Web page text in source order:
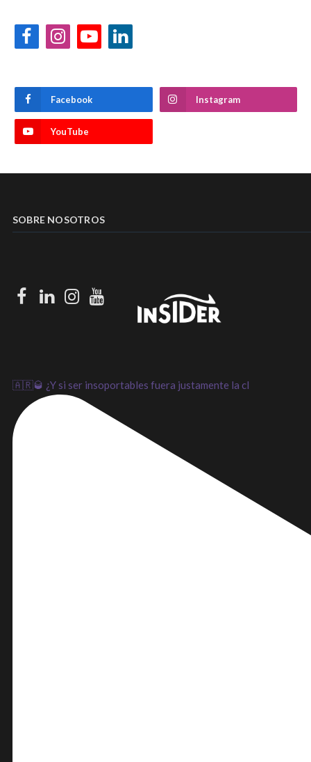
FacebookInstagramYouTubeLinkedIn
Facebook Instagram
YouTube
SOBRE NOSOTROS
Facebook
LinkedInInstagram
Youtube
🇦🇷🥃 ¿Y si ser insoportables fuera justamente la cl